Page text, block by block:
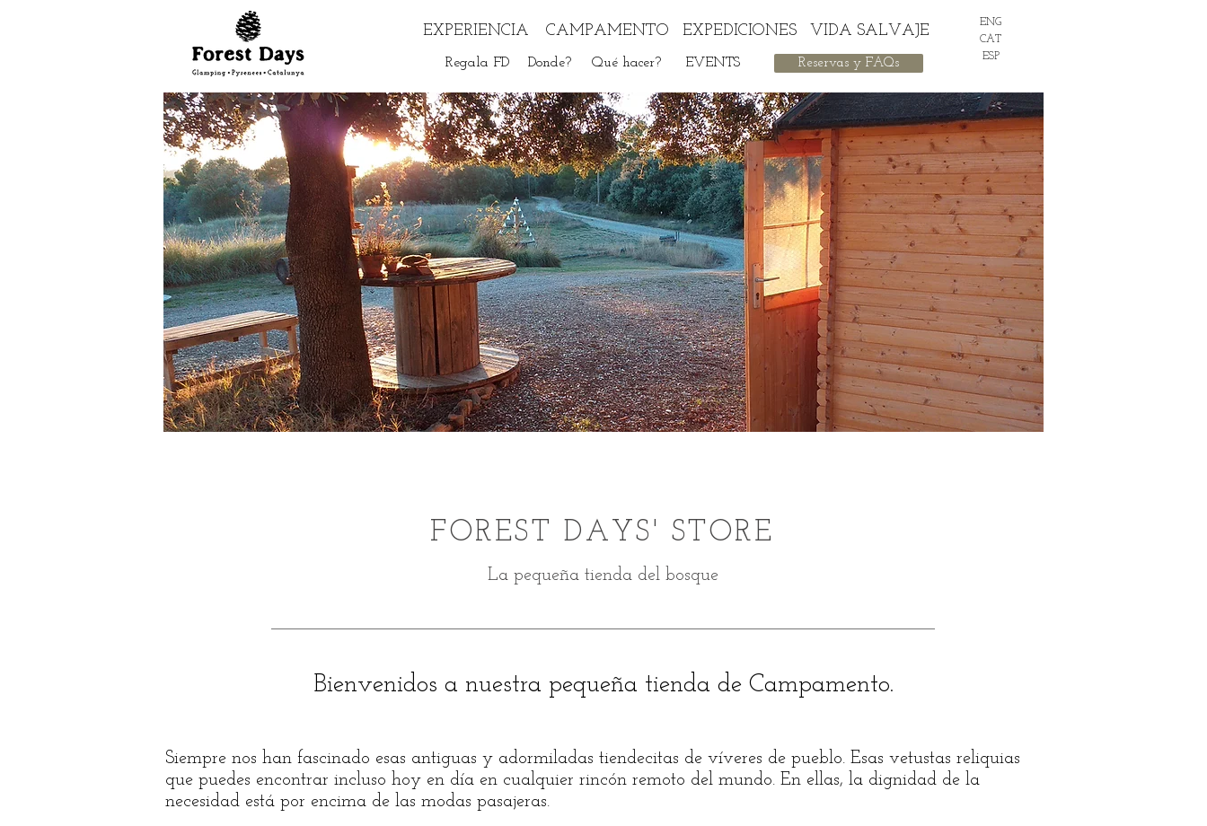
ENG
CAT
ESP
EXPERIENCIA CAMPAMENTO
Regala FD Donde? Qué hacer?
EXPEDICIONES VIDA SALVAJE
EVENTS Reservas y FAQs
FOREST DAYS' STORE
La pequeña tienda del bosque
Bienvenidos a nuestra pequeña tienda de Campamento.
Siempre nos han fascinado esas antiguas y adormiladas tiendecitas de víveres de pueblo. Esas vetustas reliquias
que puedes encontrar incluso hoy en día en cualquier rincón remoto del mundo. En ellas, la dignidad de la
necesidad está por encima de las modas pasajeras.